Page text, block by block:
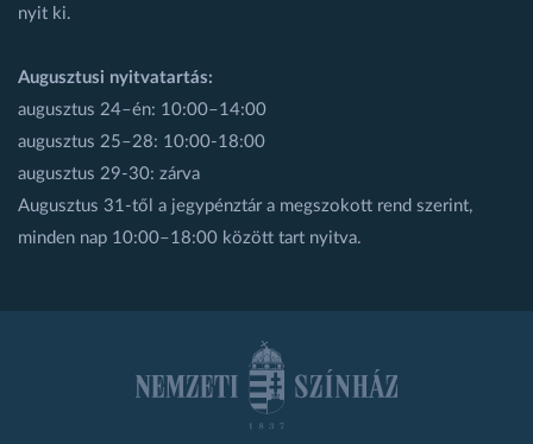
nyit ki.
Augusztusi nyitvatartás:
augusztus 24–én: 10:00–14:00
augusztus 25–28: 10:00-18:00
augusztus 29-30: zárva
Augusztus 31-től a jegypénztár a megszokott rend szerint,
minden nap 10:00–18:00 között tart nyitva.